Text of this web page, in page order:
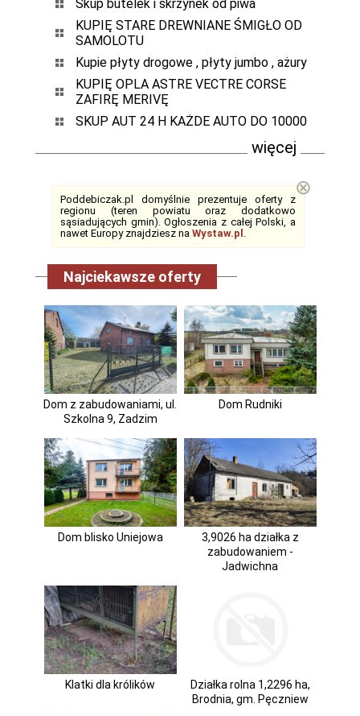
Skup butelek i skrzynek od piwa
KUPIĘ STARE DREWNIANE ŚMIGŁO OD
SAMOLOTU
Kupie płyty drogowe , płyty jumbo , ażury
KUPIĘ OPLA ASTRE VECTRE CORSE
ZAFIRĘ MERIVĘ
SKUP AUT 24 H KAŻDE AUTO DO 10000
więcej
Poddebiczak.pl domyślnie prezentuje oferty z
regionu (teren powiatu oraz dodatkowo
sąsiadujących gmin). Ogłoszenia z całej Polski, a
nawet Europy znajdziesz na Wystaw.pl .
⊗
Najciekawsze oferty
Dom z zabudowaniami, ul.
Szkolna 9, Zadzim
Dom Rudniki
Dom blisko Uniejowa
3,9026 ha działka z
zabudowaniem -
Jadwichna
Klatki dla królików
Działka rolna 1,2296 ha,
Brodnia, gm. Pęczniew